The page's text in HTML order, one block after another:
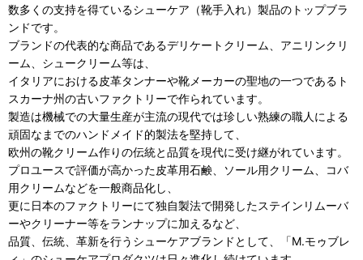
数多くの支持を得ているシューケア（靴手入れ）製品のトップブラ
ンドです。
ブランドの代表的な商品であるデリケートクリーム、アニリンクリ
ーム、シュークリーム等は、
イタリアにおける皮革タンナーや靴メーカーの聖地の一つであるト
スカーナ州の古いファクトリーで作られています。
製造は機械での大量生産が主流の現代では珍しい熟練の職人による
頑固なまでのハンドメイド的製法を堅持して、
欧州の靴クリーム作りの伝統と品質を現代に受け継がれています。
プロユースで評価が高かった皮革用石鹸、ソール用クリーム、コバ
用クリームなどを一般商品化し、
更に日本のファクトリーにて独自製法で開発したステインリムーバ
ーやクリーナー等をランナップに加えるなど、
品質、伝統、革新を行うシューケアブランドとして、「M.モゥブレ